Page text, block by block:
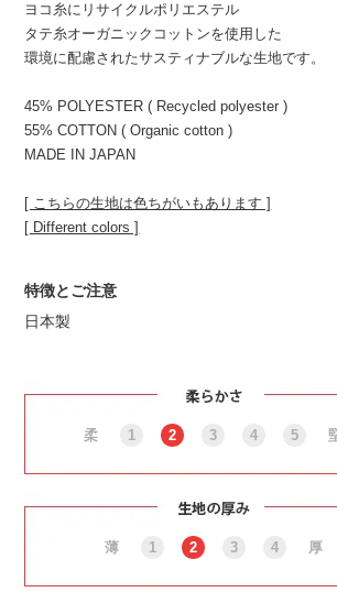
ヨコ糸にリサイクルポリエステル
タテ糸オーガニックコットンを使用した
環境に配慮されたサスティナブルな生地です。
45% POLYESTER ( Recycled polyester )
55% COTTON ( Organic cotton )
MADE IN JAPAN
[ こちらの生地は色ちがいもあります ]
[ Different colors ]
特徴とご注意
日本製
柔 1 2 3 4 5
薄 1 2 3 4 厚